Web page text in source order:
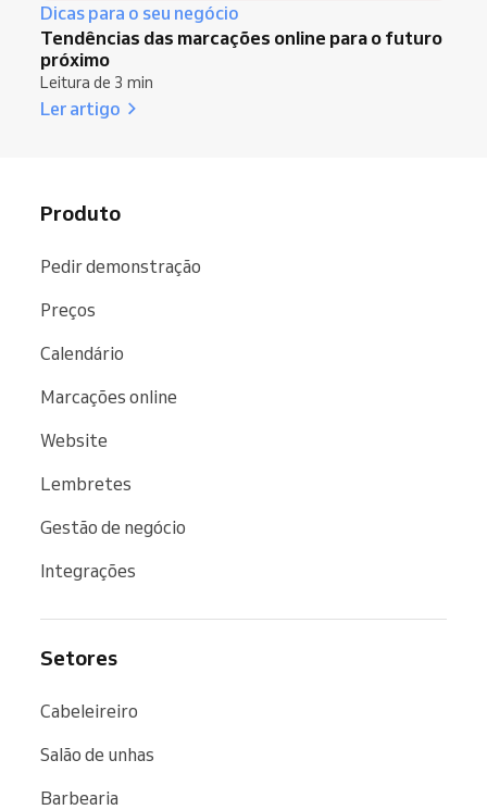
Dicas para o seu negócio
Tendências das marcações online para o futuro
próximo
Leitura de 3 min
Ler artigo
Produto
Pedir demonstração
Preços
Calendário
Marcações online
Website
Lembretes
Gestão de negócio
Integrações
Setores
Cabeleireiro
Salão de unhas
Barbearia